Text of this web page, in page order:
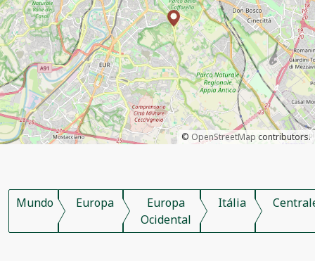
© OpenStreetMap contributors.
Mundo Europa
Europa
Ocidental
Itália